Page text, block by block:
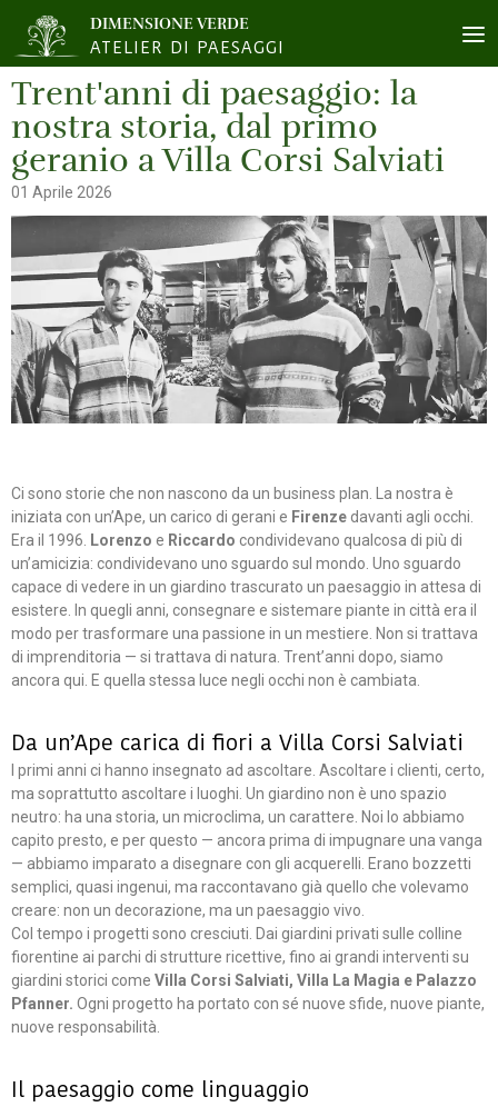
DIMENSIONE VERDE
ATELIER DI PAESAGGI
Trent'anni di paesaggio: la
nostra storia, dal primo
geranio a Villa Corsi Salviati
01 Aprile 2026
Ci sono storie che non nascono da un business plan. La nostra è
iniziata con un’Ape, un carico di gerani e Firenze davanti agli occhi.
Era il 1996. Lorenzo e Riccardo condividevano qualcosa di più di
un’amicizia: condividevano uno sguardo sul mondo. Uno sguardo
capace di vedere in un giardino trascurato un paesaggio in attesa di
esistere. In quegli anni, consegnare e sistemare piante in città era il
modo per trasformare una passione in un mestiere. Non si trattava
di imprenditoria — si trattava di natura. Trent’anni dopo, siamo
ancora qui. E quella stessa luce negli occhi non è cambiata.
Da un’Ape carica di fiori a Villa Corsi Salviati
I primi anni ci hanno insegnato ad ascoltare. Ascoltare i clienti, certo,
ma soprattutto ascoltare i luoghi. Un giardino non è uno spazio
neutro: ha una storia, un microclima, un carattere. Noi lo abbiamo
capito presto, e per questo — ancora prima di impugnare una vanga
— abbiamo imparato a disegnare con gli acquerelli. Erano bozzetti
semplici, quasi ingenui, ma raccontavano già quello che volevamo
creare: non un decorazione, ma un paesaggio vivo.
Col tempo i progetti sono cresciuti. Dai giardini privati sulle colline
fiorentine ai parchi di strutture ricettive, fino ai grandi interventi su
giardini storici come Villa Corsi Salviati, Villa La Magia e Palazzo
Pfanner. Ogni progetto ha portato con sé nuove sfide, nuove piante,
nuove responsabilità.​
Il paesaggio come linguaggio